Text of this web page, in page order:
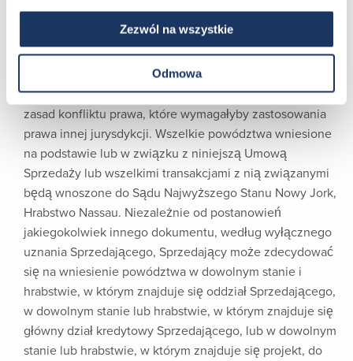
Zezwól na wszystkie
Odmowa
zapewnić maksymalne odszkodowanie Sprzedającemu,
jako osobie zwolnionej z odpowiedzialności,
dopuszczalne na mocy obowiązującego prawa.
Niniejsza Umowa sprzedaży podlega i jest interpretowana
zgodnie z prawem stanu Nowy Jork, bez uwzględniania
zasad konfliktu prawa, które wymagałyby zastosowania
prawa innej jurysdykcji. Wszelkie powództwa wniesione
na podstawie lub w związku z niniejszą Umową
Sprzedaży lub wszelkimi transakcjami z nią związanymi
będą wnoszone do Sądu Najwyższego Stanu Nowy Jork,
Hrabstwo Nassau. Niezależnie od postanowień
jakiegokolwiek innego dokumentu, według wyłącznego
uznania Sprzedającego, Sprzedający może zdecydować
się na wniesienie powództwa w dowolnym stanie i
hrabstwie, w którym znajduje się oddział Sprzedającego,
w dowolnym stanie lub hrabstwie, w którym znajduje się
główny dział kredytowy Sprzedającego, lub w dowolnym
stanie lub hrabstwie, w którym znajduje się projekt, do